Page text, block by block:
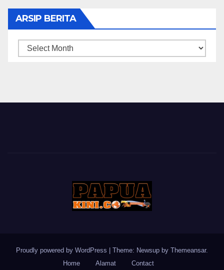
ARSIP BERITA
ARSIP
Proudly powered by WordPress Theme: Newsup by Themeansar.
Home
Alamat Contact